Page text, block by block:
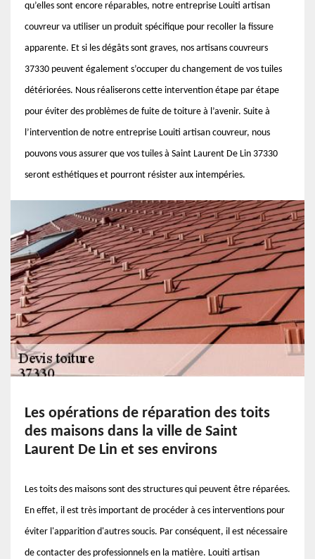
qu’elles sont encore réparables, notre entreprise Louiti artisan
couvreur va utiliser un produit spécifique pour recoller la fissure
apparente. Et si les dégâts sont graves, nos artisans couvreurs
37330 peuvent également s’occuper du changement de vos tuiles
détériorées. Nous réaliserons cette intervention étape par étape
pour éviter des problèmes de fuite de toiture à l’avenir. Suite à
l’intervention de notre entreprise Louiti artisan couvreur, nous
pouvons vous assurer que vos tuiles à Saint Laurent De Lin 37330
seront esthétiques et pourront résister aux intempéries.
Les opérations de réparation des toits
des maisons dans la ville de Saint
Laurent De Lin et ses environs
Les toits des maisons sont des structures qui peuvent être réparées.
En effet, il est très important de procéder à ces interventions pour
éviter l'apparition d'autres soucis. Par conséquent, il est nécessaire
de contacter des professionnels en la matière. Louiti artisan